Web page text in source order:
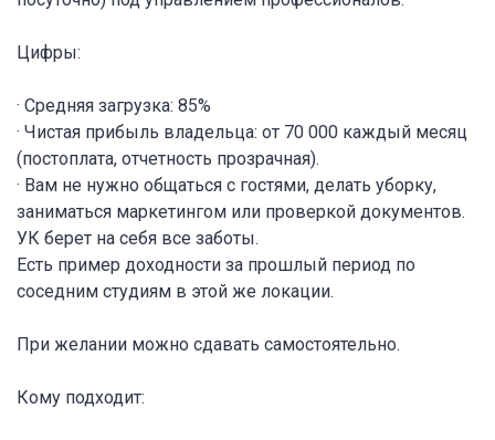
Цифры:
· Средняя загрузка: 85%
· Чистая прибыль владельца: от 70 000 каждый месяц
(постоплата, отчетность прозрачная).
· Вам не нужно общаться с гостями, делать уборку,
заниматься маркетингом или проверкой документов.
УК берет на себя все заботы.
Есть пример доходности за прошлый период по
соседним студиям в этой же локации.
При желании можно сдавать самостоятельно.
Кому подходит: